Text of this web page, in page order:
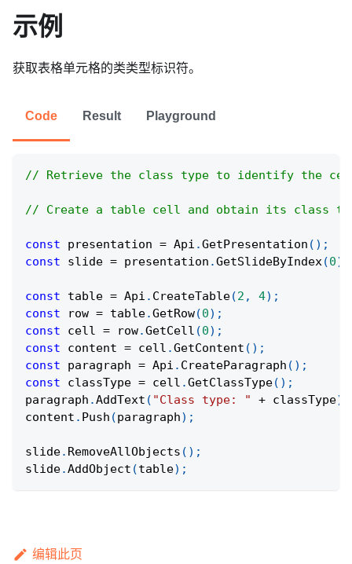
示例
获取表格单元格的类类型标识符。
Code Result Playground
// Retrieve the class type to identify the
// Create a table cell and obtain its class
const presentation = Api .GetPresentation ( ) ;
const slide = presentation .GetSlideByIndex(0)
const table = Api . CreateTable(2 , 4) ;
const row = table.GetRow(0) ;
const cell = row.GetCell (0) ;
const content = cell .GetContent ( ) ;
const paragraph = Api . CreateParagraph ( ) ;
const classType = cell .GetClassType( ) ;
paragraph .AddText ( "Class type: " + classType)
content . Push (paragraph) ;
slide. RemoveAllObjects ( ) ;
slide.AddObject (table) ;
编辑此页